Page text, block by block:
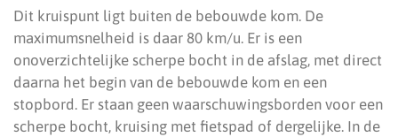
Dit kruispunt ligt buiten de bebouwde kom. De
maximumsnelheid is daar 80 km/u. Er is een
onoverzichtelijke scherpe bocht in de afslag, met direct
daarna het begin van de bebouwde kom en een
stopbord. Er staan geen waarschuwingsborden voor een
scherpe bocht, kruising met fietspad of dergelijke. In de